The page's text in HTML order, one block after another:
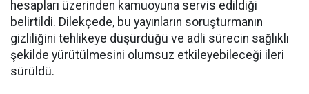
hesapları üzerinden kamuoyuna servis edildiği
belirtildi. Dilekçede, bu yayınların soruşturmanın
gizliliğini tehlikeye düşürdüğü ve adli sürecin sağlıklı
şekilde yürütülmesini olumsuz etkileyebileceği ileri
sürüldü.